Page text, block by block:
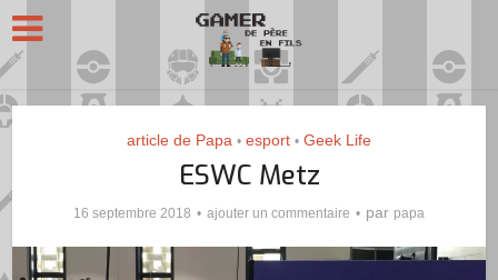
article de Papa • esport • Geek Life
ESWC Metz
16 septembre 2018 ajouter un commentaire par papa